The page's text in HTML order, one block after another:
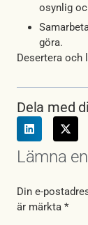
osynlig
göra.
Desertera och
Dela med
Lämna
Din e-
är märkta *